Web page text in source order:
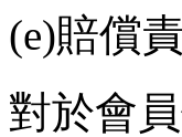
(e)賠償
對於會